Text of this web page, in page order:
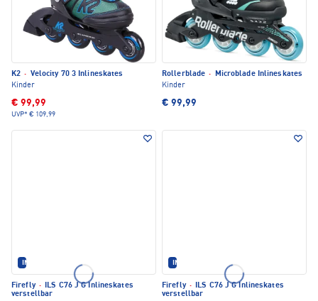
K2 · Velocity 70 3 Inlineskates
Kinder
€ 99,99
UVP* € 109,99
Rollerblade ·
Microblade Inlineskates
Kinder
€ 99,99
IM SET ERHÄLTLICH
Firefly · ILS C76 J G Inlineskates
verstellbar
IM SET ERHÄLTLICH
Firefly · ILS C76 J G Inlineskates
verstellbar